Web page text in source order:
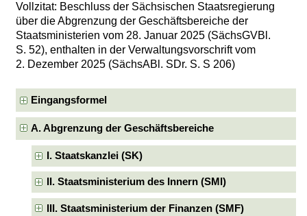
Vollzitat: Beschluss der Sächsischen Staatsregierung
über die Abgrenzung der Geschäftsbereiche der
Staatsministerien vom 28. Januar 2025 (SächsGVBl.
S. 52), enthalten in der Verwaltungsvorschrift vom
2. Dezember 2025 (SächsABl. SDr. S. S 206)
Eingangsformel
A. Abgrenzung der Geschäftsbereiche
I. Staatskanzlei (SK)
II. Staatsministerium des Innern (SMI)
III. Staatsministerium der Finanzen (SMF)